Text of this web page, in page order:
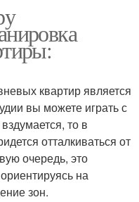
Мансардная квартира
Квартиры на мансарде
квартир является
вы можете играть с
то в
отталкиваться от
очередь, это
на
зон.